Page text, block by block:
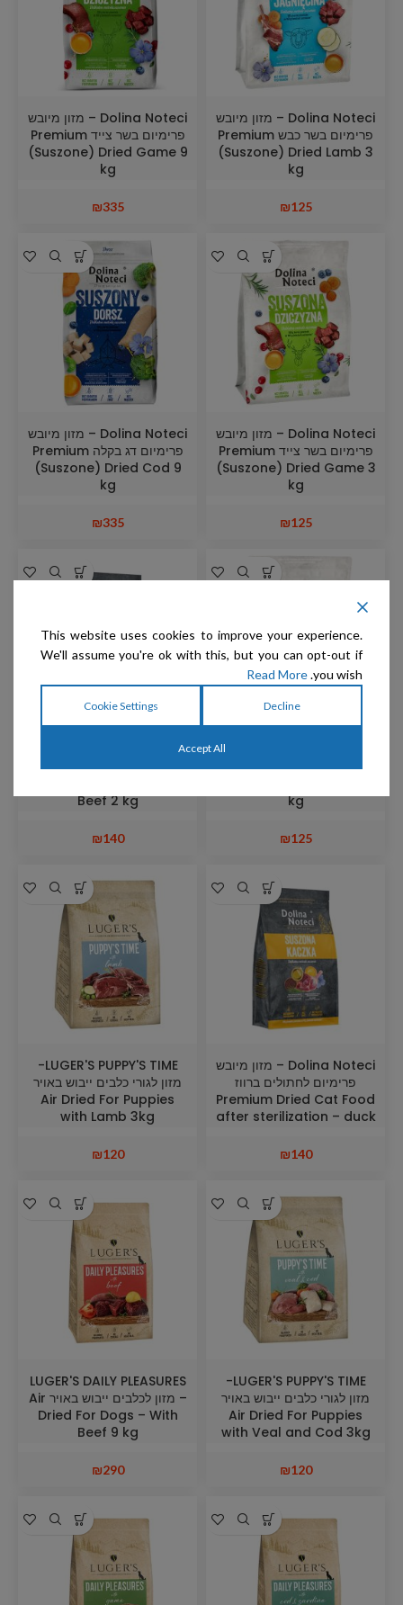
Dolina Noteci – מזון מיובש
פרימיום בשר כבש Premium
(Suszone) Dried Lamb 3
kg
₪125
Dolina Noteci – מזון מיובש
פרימיום בשר צייד Premium
(Suszone) Dried Game 9
kg
₪335
Dolina Noteci – מזון מיובש
פרימיום בשר צייד Premium
(Suszone) Dried Game 3
kg
₪125
Dolina Noteci – מזון מיובש
פרימיום דג בקלה Premium
(Suszone) Dried Cod 9
kg
₪335
Dolina Noteci – מזון מיובש
פרימיום דג בקלה Premium
kg
₪125
פרימיום לחתולים בקר
Beef 2 kg
₪140
Dolina Noteci – מזון מיובש
פרימיום לחתולים ברווז
Premium Dried Cat Food
after sterilization – duck
₪140
LUGER'S PUPPY'S TIME-
מזון לגורי כלבים ייבוש באויר
Air Dried For Puppies
with Lamb 3kg
₪120
LUGER'S PUPPY'S TIME-
מזון לגורי כלבים ייבוש באויר
Air Dried For Puppies
with Veal and Cod 3kg
₪120
LUGER'S DAILY PLEASURES
– מזון לכלבים ייבוש באויר Air
Dried For Dogs – With
Beef 9 kg
₪290
This website uses cookies to improve your experience.
We'll assume you're ok with this, but you can opt-out if
you wish.
Read More
Decline
Cookie Settings
Accept All